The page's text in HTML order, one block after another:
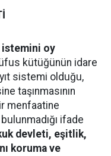
oy
kütüğünün idare
sistemi olduğu,
taşınmasının
menfaatine
ifade
devleti, eşitlik,
koruma ve